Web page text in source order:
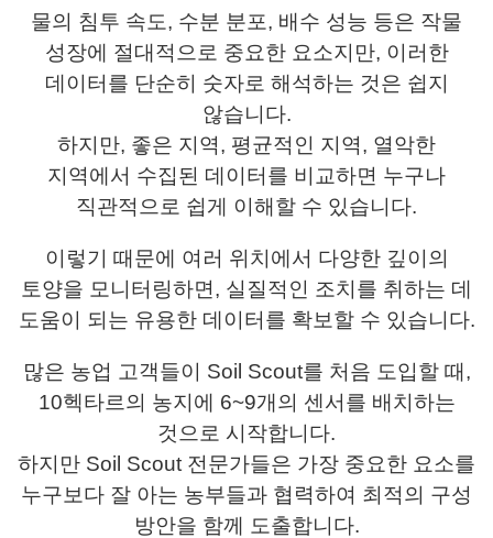
물의 침투 속도, 수분 분포, 배수 성능 등은 작물
성장에 절대적으로 중요한 요소지만, 이러한
데이터를 단순히 숫자로 해석하는 것은 쉽지
않습니다.
하지만, 좋은 지역, 평균적인 지역, 열악한
지역에서 수집된 데이터를 비교하면 누구나
직관적으로 쉽게 이해할 수 있습니다.
이렇기 때문에 여러 위치에서 다양한 깊이의
토양을 모니터링하면, 실질적인 조치를 취하는 데
도움이 되는 유용한 데이터를 확보할 수 있습니다.
많은 농업 고객들이 Soil Scout를 처음 도입할 때,
10헥타르의 농지에 6~9개의 센서를 배치하는
것으로 시작합니다.
하지만 Soil Scout 전문가들은 가장 중요한 요소를
누구보다 잘 아는 농부들과 협력하여 최적의 구성
방안을 함께 도출합니다.